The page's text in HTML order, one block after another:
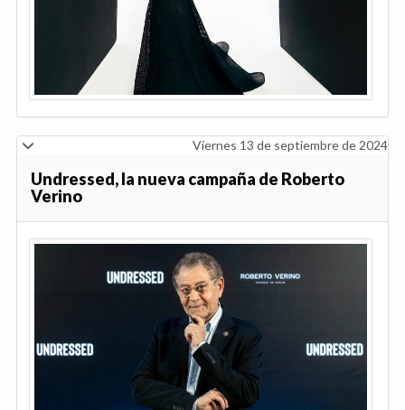
Viernes 13 de septiembre de 2024
Undressed, la nueva campaña de Roberto
Verino